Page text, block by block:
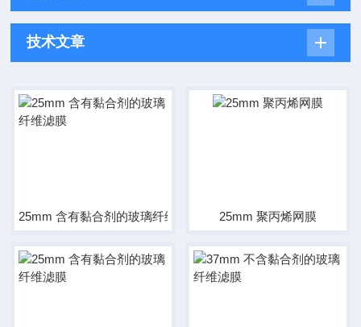
技术文章
25mm 含有黏合剂的玻璃纤维滤膜 25mm 聚丙烯网膜